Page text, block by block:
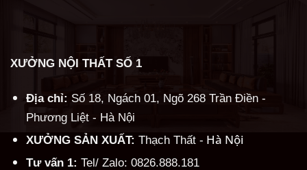
XƯỞNG NỘI THẤT SỐ 1
Địa chỉ: Số 18, Ngách 01, Ngõ 268 Trần Điền -
Phương Liệt - Hà Nội
XƯỞNG SẢN XUẤT: Thạch Thất - Hà Nội
Tư vấn 1: Tel/ Zalo: 0826.888.181